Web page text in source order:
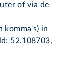
of via de
komma's) in
52.108703,